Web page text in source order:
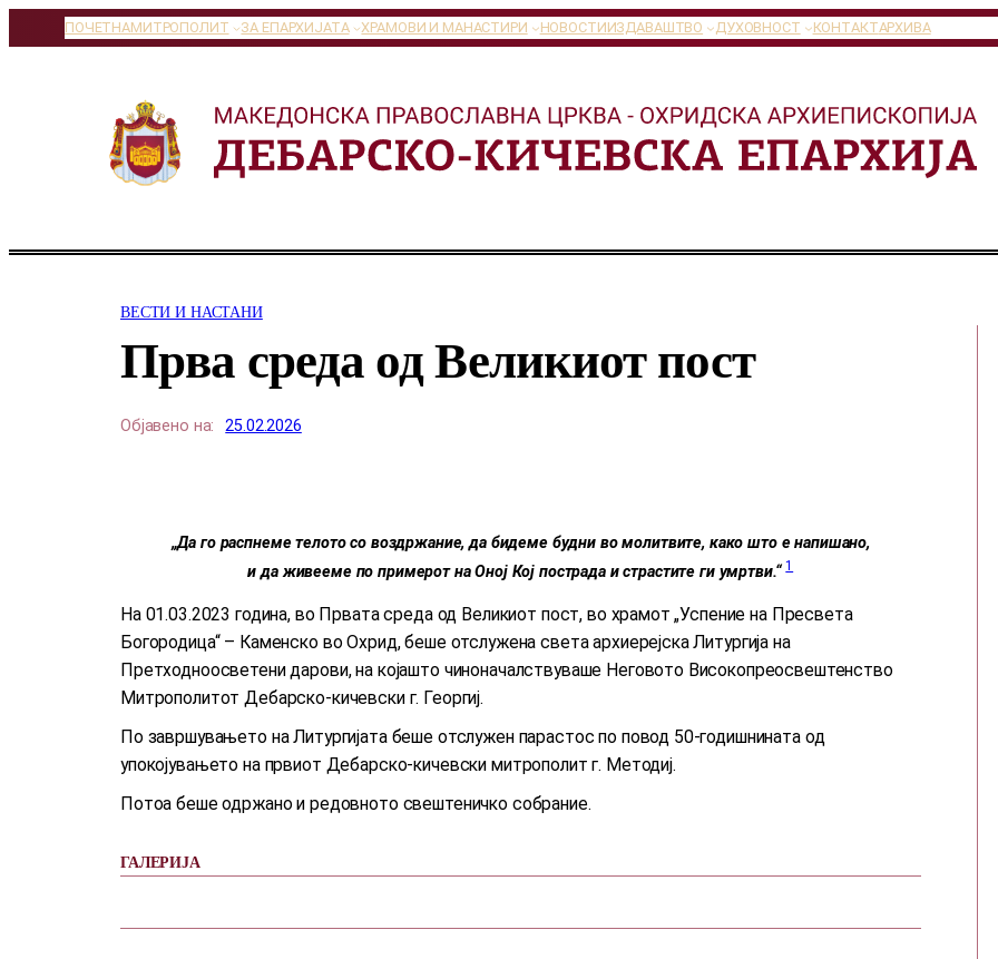
на
ПОЧЕТНАМИТРОПОЛИТ ЗА ЕПАРХИЈАТА ХРАМОВИ И МАНАСТИРИ НОВОСТИИЗДАВАШТВО ДУХОВНОСТ КОНТАКТАРХИВА
ВЕСТИ И НАСТАНИ
Прва среда од Великиот пост
Објавено на: 25.02.2026
„Да го распнеме телото со воздржание, да бидеме будни во молитвите, како што е напишано,
и да живееме по примерот на Оној Кој пострада и страстите ги умртви.“1
На 01.03.2023 година, во Првата среда од Великиот пост, во храмот „Успение на Пресвета
Богородица“ – Каменско во Охрид, беше отслужена света архиерејска Литургија на
Претходноосветени дарови, на којашто чиноначалствуваше Неговото Високопреосвештенство
Митрополитот Дебарско-кичевски г. Георгиј.
По завршувањето на Литургијата беше отслужен парастос по повод 50-годишнината од
упокојувањето на првиот Дебарско-кичевски митрополит г. Методиј.
Потоа беше одржано и редовното свештеничко собрание.